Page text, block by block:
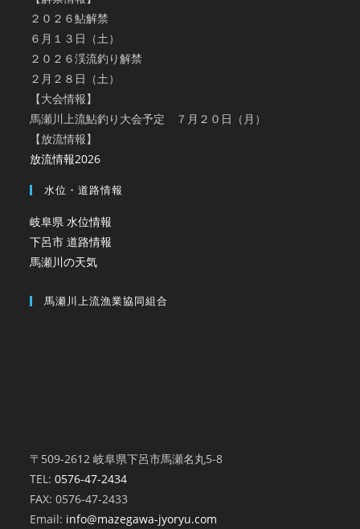
２０２６鮎解禁
６月１３日（土）
２０２６渓流釣り解禁
２月２８日（土）
【大会情報】
馬瀬川上流鮎釣り大会予定 ７月２０日（月）
【放流情報】
放流情報2026
水位・道路情報
岐阜県 水位情報
下呂市 道路情報
馬瀬川の天気
馬瀬川上流漁業協同組合
〒509-2612 岐阜県下呂市馬瀬名丸5-8
TEL:0576-47-2434
FAX: 0576-47-2433
Email: info@mazegawa-jyoryu.com